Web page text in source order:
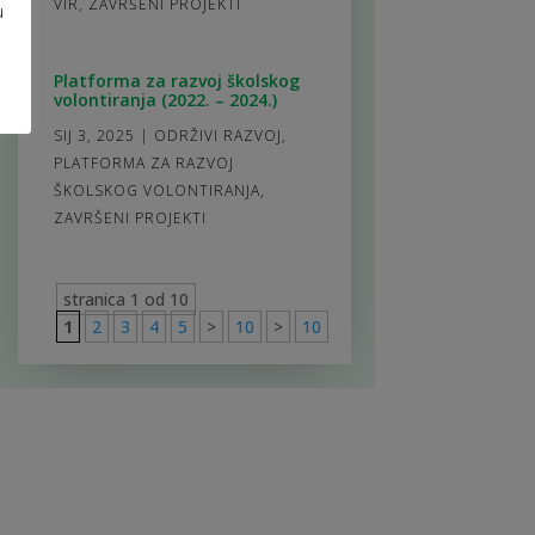
VIR, ZAVRŠENI PROJEKTI
Platforma za razvoj školskog
volontiranja (2022. – 2024.)
SIJ 3, 2025 | ODRŽIVI RAZVOJ,
PLATFORMA ZA RAZVOJ
ŠKOLSKOG VOLONTIRANJA,
ZAVRŠENI PROJEKTI
stranica 1 od 10
1
2 3 4 5 > 10 > 10